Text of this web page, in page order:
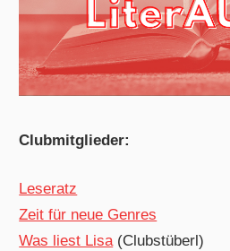
Clubmitglieder:
Leseratz
Zeit für neue Genres
Was liest Lisa(Clubstüberl)